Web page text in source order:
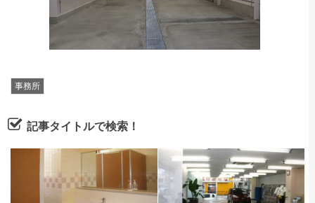
事務所
記事タイトルで検索！